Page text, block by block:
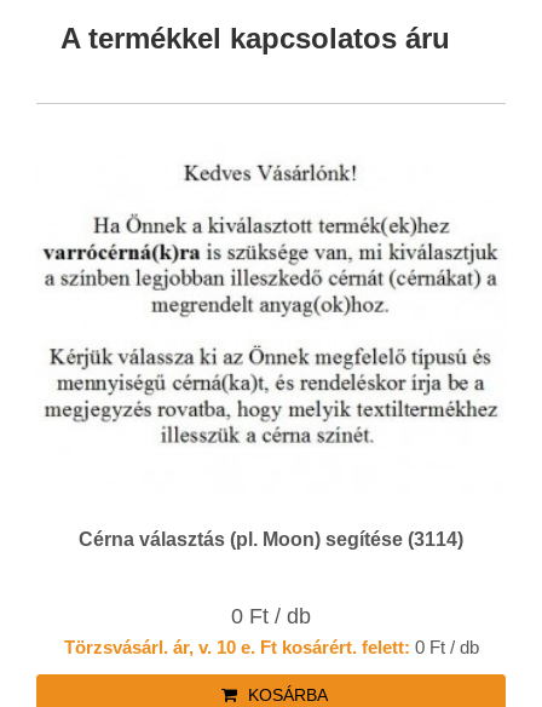
A termékkel kapcsolatos áru
Cérna választás (pl. Moon) segítése (3114)
0 Ft / db
Törzsvásárl. ár, v. 10 e. Ft kosárért. felett: 0 Ft / db
KOSÁRBA